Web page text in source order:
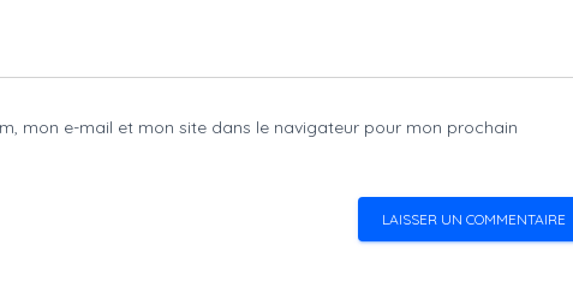
mon e-mail et mon site dans le navigateur pour mon prochain